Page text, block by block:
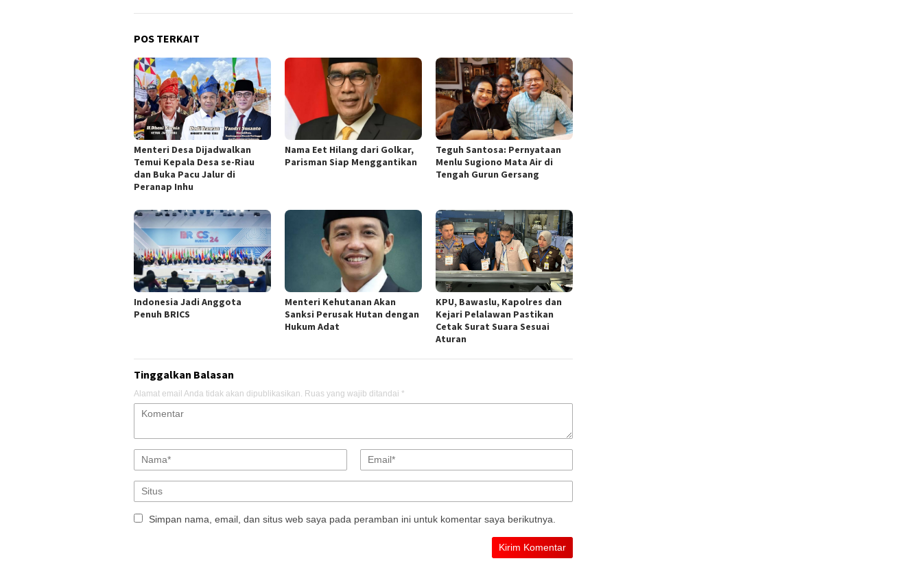
POS TERKAIT
Menteri Desa Dijadwalkan
Temui Kepala Desa se-Riau
dan Buka Pacu Jalur di
Peranap Inhu
Nama Eet Hilang dari Golkar,
Parisman Siap Menggantikan
Teguh Santosa: Pernyataan
Menlu Sugiono Mata Air di
Tengah Gurun Gersang
Indonesia Jadi Anggota
Penuh BRICS
Menteri Kehutanan Akan
Sanksi Perusak Hutan dengan
Hukum Adat
KPU, Bawaslu, Kapolres dan
Kejari Pelalawan Pastikan
Cetak Surat Suara Sesuai
Aturan
Tinggalkan Balasan
Alamat email Anda tidak akan dipublikasikan. Ruas yang wajib ditandai *
Simpan nama, email, dan situs web saya pada peramban ini untuk komentar saya berikutnya.